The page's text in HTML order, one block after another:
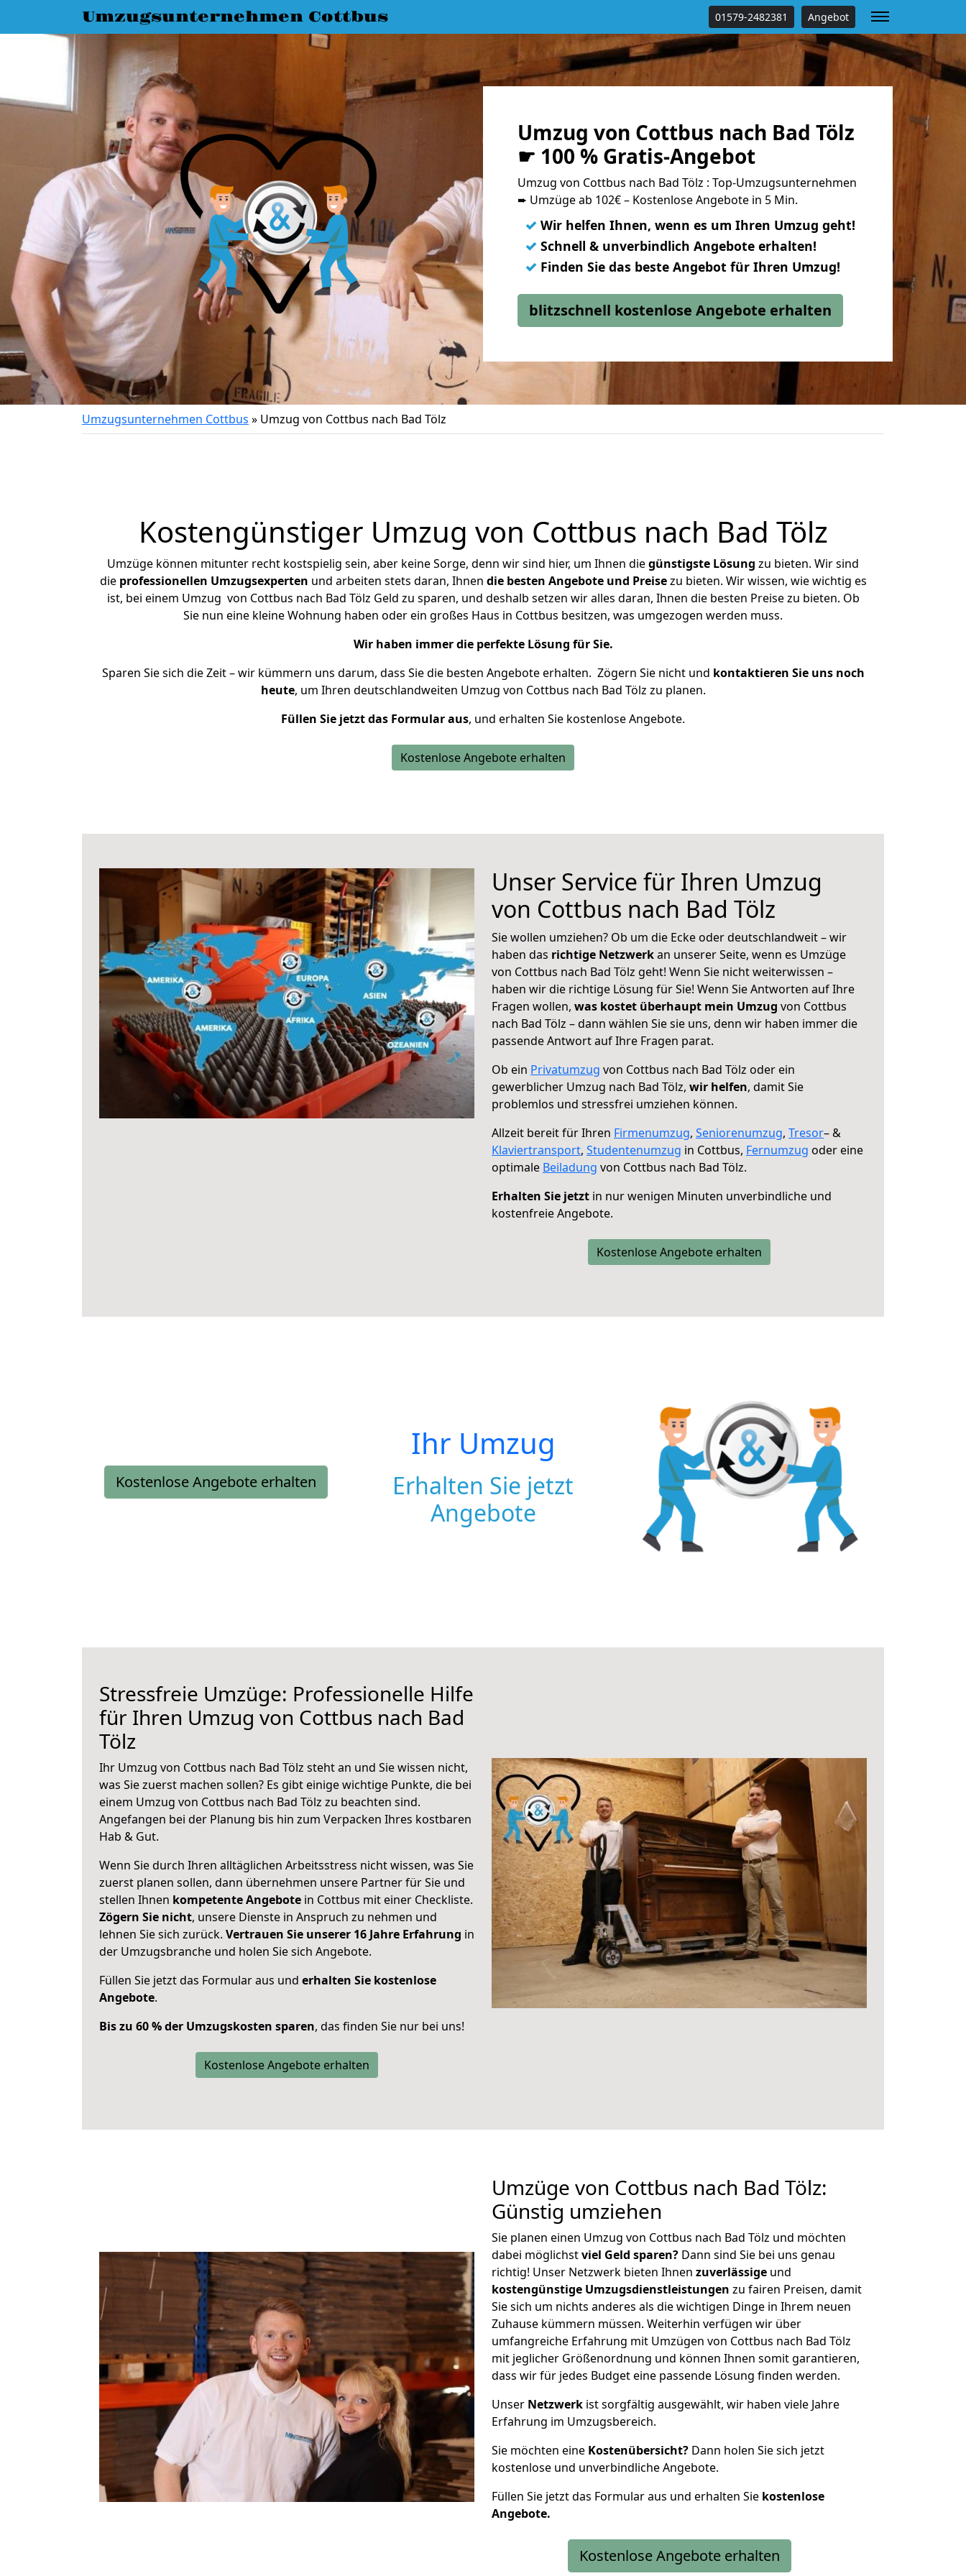
Umzugsunternehmen Cottbus 01579-2482381 Angebot
Umzug von Cottbus nach Bad Tölz
☛ 100 % Gratis-Angebot
Umzug von Cottbus nach Bad Tölz : Top-Umzugsunternehmen
➨ Umzüge ab 102€ – Kostenlose Angebote in 5 Min.
✓ Wir helfen Ihnen, wenn es um Ihren Umzug geht!
✓ Schnell & unverbindlich Angebote erhalten!
✓ Finden Sie das beste Angebot für Ihren Umzug!
blitzschnell kostenlose Angebote erhalten
Umzugsunternehmen Cottbus » Umzug von Cottbus nach Bad Tölz
Kostengünstiger Umzug von Cottbus nach Bad Tölz
Umzüge können mitunter recht kostspielig sein, aber keine Sorge, denn wir sind hier, um Ihnen diegünstigste Lösung zu bieten. Wir sind
die professionellen Umzugsexperten und arbeiten stets daran, Ihnen die besten Angebote und Preisezu bieten. Wir wissen, wie wichtig es
ist, bei einem Umzug von Cottbus nach Bad Tölz Geld zu sparen, und deshalb setzen wir alles daran, Ihnen die besten Preise zu bieten. Ob
Sie nun eine kleine Wohnung haben oder ein großes Haus in Cottbus besitzen, was umgezogen werden muss.
Wir haben immer die perfekte Lösung für Sie.
Sparen Sie sich die Zeit – wir kümmern uns darum, dass Sie die besten Angebote erhalten. Zögern Sie nicht und kontaktieren Sie uns noch
heute, um Ihren deutschlandweiten Umzug von Cottbus nach Bad Tölz zu planen.
Füllen Sie jetzt das Formular aus, und erhalten Sie kostenlose Angebote.
Kostenlose Angebote erhalten
Unser Service für Ihren Umzug
von Cottbus nach Bad Tölz
Sie wollen umziehen? Ob um die Ecke oder deutschlandweit – wir
haben das richtige Netzwerkan unserer Seite, wenn es Umzüge
von Cottbus nach Bad Tölz geht! Wenn Sie nicht weiterwissen –
haben wir die richtige Lösung für Sie! Wenn Sie Antworten auf Ihre
Fragen wollen, was kostet überhaupt mein Umzug von Cottbus
nach Bad Tölz – dann wählen Sie sie uns, denn wir haben immer die
passende Antwort auf Ihre Fragen parat.
Ob ein Privatumzug von Cottbus nach Bad Tölz oder ein
gewerblicher Umzug nach Bad Tölz, wir helfen, damit Sie
problemlos und stressfrei umziehen können.
Allzeit bereit für Ihren Firmenumzug, Seniorenumzug, Tresor– &
Klaviertransport, Studentenumzug in Cottbus, Fernumzug oder eine
optimale Beiladung von Cottbus nach Bad Tölz.
Erhalten Sie jetzt in nur wenigen Minuten unverbindliche und
kostenfreie Angebote.
Kostenlose Angebote erhalten
Kostenlose Angebote erhalten
Ihr Umzug
Erhalten Sie jetzt
Angebote
Stressfreie Umzüge: Professionelle Hilfe
für Ihren Umzug von Cottbus nach Bad
Tölz
Ihr Umzug von Cottbus nach Bad Tölz steht an und Sie wissen nicht,
was Sie zuerst machen sollen? Es gibt einige wichtige Punkte, die bei
einem Umzug von Cottbus nach Bad Tölz zu beachten sind.
Angefangen bei der Planung bis hin zum Verpacken Ihres kostbaren
Hab & Gut.
Wenn Sie durch Ihren alltäglichen Arbeitsstress nicht wissen, was Sie
zuerst planen sollen, dann übernehmen unsere Partner für Sie und
stellen Ihnen kompetente Angebote in Cottbus mit einer Checkliste.
Zögern Sie nicht, unsere Dienste in Anspruch zu nehmen und
lehnen Sie sich zurück. Vertrauen Sie unserer 16 Jahre Erfahrung in
der Umzugsbranche und holen Sie sich Angebote.
Füllen Sie jetzt das Formular aus und erhalten Sie kostenlose
Angebote.
Bis zu 60 % der Umzugskosten sparen, das finden Sie nur bei uns!
Kostenlose Angebote erhalten
Umzüge von Cottbus nach Bad Tölz:
Günstig umziehen
Sie planen einen Umzug von Cottbus nach Bad Tölz und möchten
dabei möglichstviel Geld sparen? Dann sind Sie bei uns genau
richtig! Unser Netzwerk bieten Ihnen zuverlässige und
kostengünstige Umzugsdienstleistungen zu fairen Preisen, damit
Sie sich um nichts anderes als die wichtigen Dinge in Ihrem neuen
Zuhause kümmern müssen. Weiterhin verfügen wir über
umfangreiche Erfahrung mit Umzügen von Cottbus nach Bad Tölz
mit jeglicher Größenordnung und können Ihnen somit garantieren,
dass wir für jedes Budget eine passende Lösung finden werden.
Unser Netzwerk ist sorgfältig ausgewählt, wir haben viele Jahre
Erfahrung im Umzugsbereich.
Sie möchten eine Kostenübersicht? Dann holen Sie sich jetzt
kostenlose und unverbindliche Angebote.
Füllen Sie jetzt das Formular aus und erhalten Sie kostenlose
Angebote.
Kostenlose Angebote erhalten